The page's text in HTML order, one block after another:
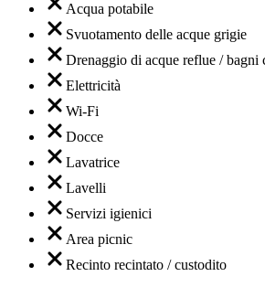
Acqua potabile
Svuotamento delle acque grigie
Drenaggio di acque reflue / bagni
Elettricità
Wi-Fi
Docce
Lavatrice
Lavelli
Servizi igienici
Area picnic
Recinto recintato / custodito